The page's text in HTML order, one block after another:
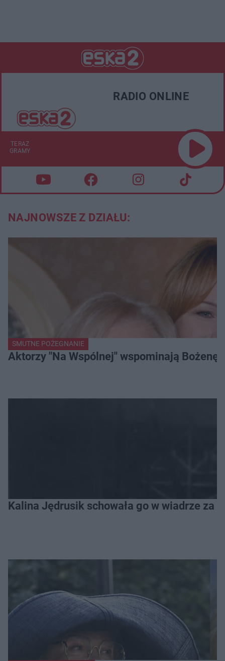
RADIO ONLINE
TERAZ
GRAMY
NAJNOWSZE Z DZIAŁU:
SMUTNE POŻEGNANIE
Aktorzy "Na Wspólnej" wspominają Bożenę
Kalina Jędrusik schowała go w wiadrze za